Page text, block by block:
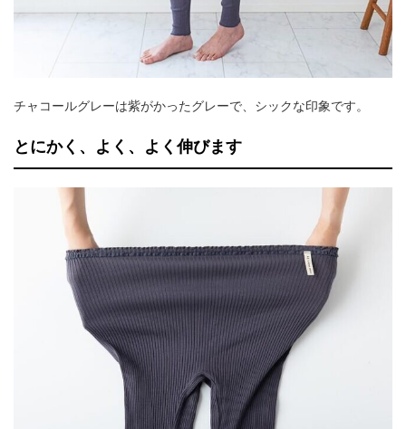
チャコールグレーは紫がかったグレーで、シックな印象です。
とにかく、よく、よく伸びます